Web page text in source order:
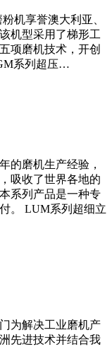
机享誉澳大利亚、
机型采用了梯形工
项磨机技术，开创
系列超压…
的磨机生产经验，
吸收了世界各地的
系列产品是一种专
。 LUM系列超细立
为解决工业磨机产
先进技术并结合我